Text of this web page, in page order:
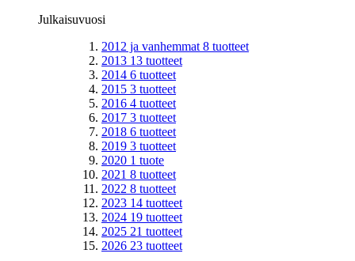
Julkaisuvuosi
2012 ja vanhemmat 8 tuotteet
2013 13 tuotteet
2014 6 tuotteet
2015 3 tuotteet
2016 4 tuotteet
2017 3 tuotteet
2018 6 tuotteet
2019 3 tuotteet
2020 1 tuote
2021 8 tuotteet
2022 8 tuotteet
2023 14 tuotteet
2024 19 tuotteet
2025 21 tuotteet
2026 23 tuotteet